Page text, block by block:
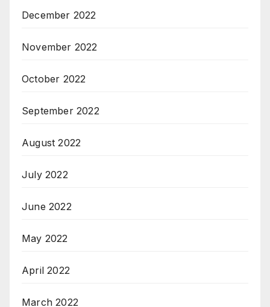
December 2022
November 2022
October 2022
September 2022
August 2022
July 2022
June 2022
May 2022
April 2022
March 2022